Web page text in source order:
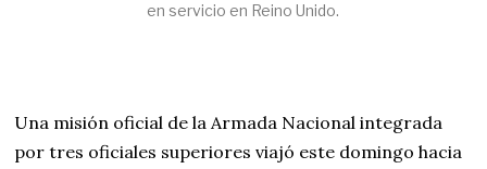
en servicio en Reino Unido.
Una misión oficial de la Armada Nacional integrada
por tres oficiales superiores viajó este domingo hacia